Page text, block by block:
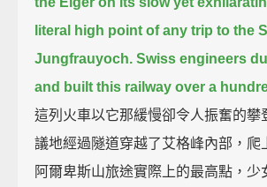
literal high point of any trip to the
Jungfrauyoch. Swiss engineers
and built this railway over a
這列火車以它那緩慢卻令人振奮的攀
議地經過隧道穿越了艾格峰內部，爬
阿爾卑斯山旅途實際上的最高點，少